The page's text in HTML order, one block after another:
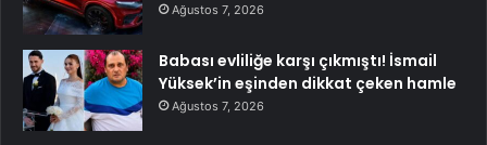
Ağustos 7, 2026
Babası evliliğe karşı çıkmıştı! İsmail
Yüksek’in eşinden dikkat çeken hamle
Ağustos 7, 2026